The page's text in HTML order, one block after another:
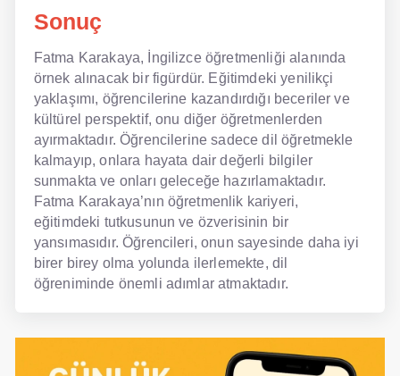
Sonuç
Fatma Karakaya, İngilizce öğretmenliği alanında
örnek alınacak bir figürdür. Eğitimdeki yenilikçi
yaklaşımı, öğrencilerine kazandırdığı beceriler ve
kültürel perspektif, onu diğer öğretmenlerden
ayırmaktadır. Öğrencilerine sadece dil öğretmekle
kalmayıp, onlara hayata dair değerli bilgiler
sunmakta ve onları geleceğe hazırlamaktadır.
Fatma Karakaya’nın öğretmenlik kariyeri,
eğitimdeki tutkusunun ve özverisinin bir
yansımasıdır. Öğrencileri, onun sayesinde daha iyi
birer birey olma yolunda ilerlemekte, dil
öğreniminde önemli adımlar atmaktadır.